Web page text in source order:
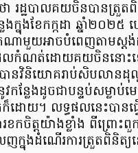
រដ្ឋបាលគយចិនបានត្រួតពិ
ងក្នុងខែកក្កដា ឆ្នាំ២០២
រណាមួយអាចបំពេញតាមស្ត
កំណត់ដោយគយចិននោះទេ
វិនិយោគរាប់សិបលានដុល្លារ
កន្លែងដូចជាបន្ទប់សម្លា
ក៏ដោយ។ លទ្ធផលនេះបានធ្វ
ខកចិត្តយ៉ាងខ្លាំង ពីព្រោះ
ក្នុងដំណើរការត្រួតពិនិត្យ